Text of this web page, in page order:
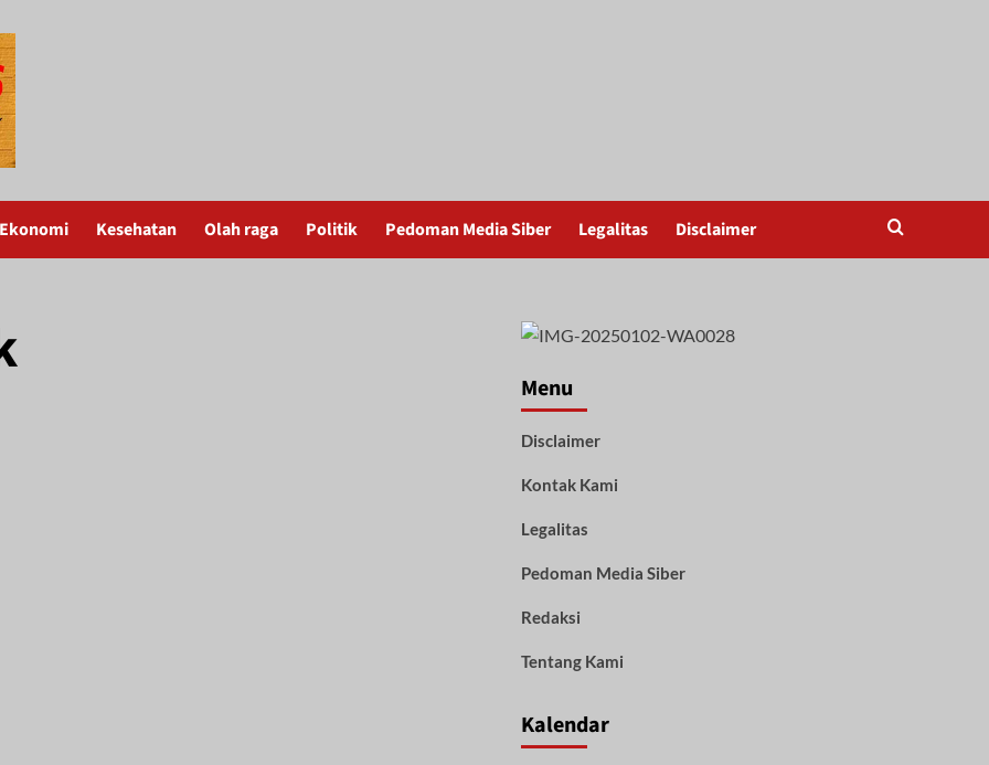
Ekonomi Kesehatan Olah raga Politik Pedoman Media Siber Legalitas Disclaimer
Menu
Disclaimer
Kontak Kami
Legalitas
Pedoman Media Siber
Redaksi
Tentang Kami
Kalendar